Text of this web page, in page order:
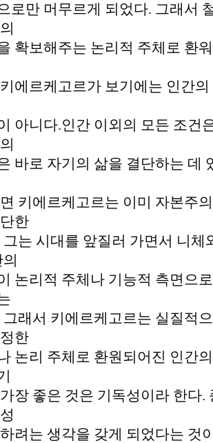
로만 머무르게 되었다. 그래서
확보해주는 논리적 주체로 환
에르케고르가 보기에는 인간
아니다.인간 이외의 모든 조건
바로 자기의 삶을 결단하는 데
키에르케고르는 이미 자본주
한
그는 시대를 앞질러 가면서 니
논리적 주체나 기능적 측면으
그래서 키에르케고르는 실질적
한
논리 주체로 환원되어진 인간
장 좋은 것은 기독성이라 한다
려는 생각을 갖게 되었다는 것